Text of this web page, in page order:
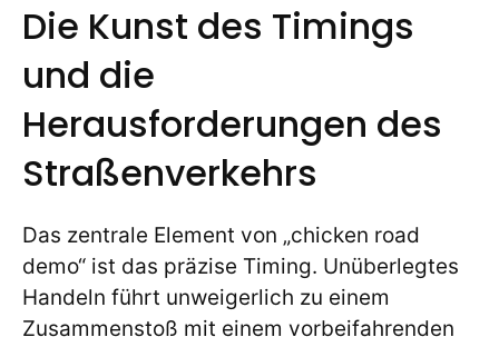
Die Kunst des Timings
und die
Herausforderungen des
Straßenverkehrs
Das zentrale Element von „chicken road
demo“ ist das präzise Timing. Unüberlegtes
Handeln führt unweigerlich zu einem
Zusammenstoß mit einem vorbeifahrenden